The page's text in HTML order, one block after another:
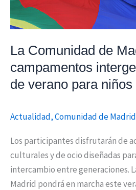
La Comunidad de
campamentos
de verano para
Actualidad,Comunidad de Madrid
Los participantes disfrutarán de
culturales y de ocio diseñadas
intercambio entre generaciones.
Madrid pondrá en marcha este
verano
para
y
mayores